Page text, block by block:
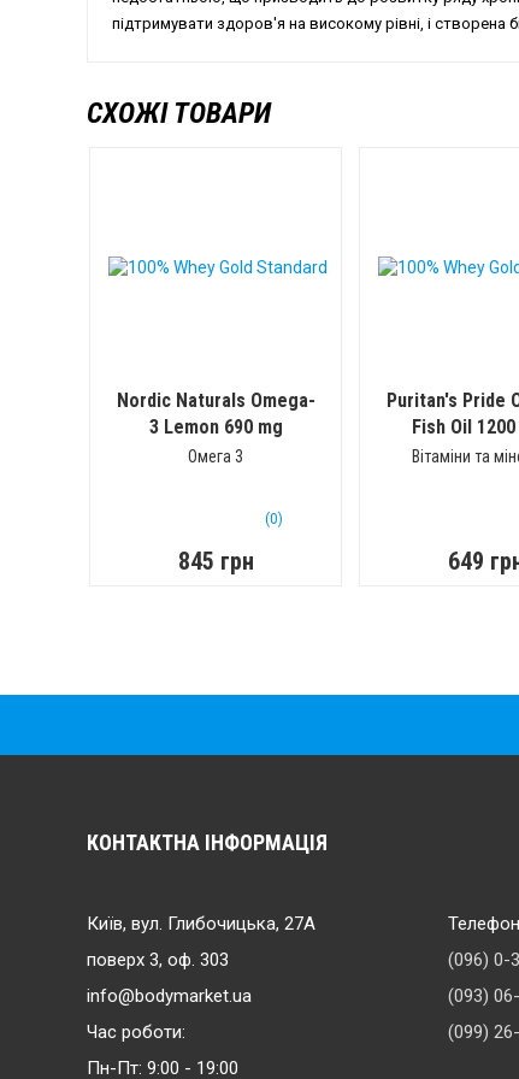
підтримувати здоров'я на високому рівні, і створена
СХОЖІ ТОВАРИ
Nordic Naturals Omega-
3 Lemon 690 mg
(60 капс)
Омега 3
(0)
845 грн
Puritan's Pride
Fish Oil
Vitamin D3 (90
Вітаміни та
649
КОНТАКТНА ІНФОРМАЦІЯ
Київ, вул. Глибочицька, 27А
поверх 3, оф. 303
info@bodymarket.ua
Час роботи:
Пн-Пт: 9:00 - 19:00
(096) 0-
(093)
(099)